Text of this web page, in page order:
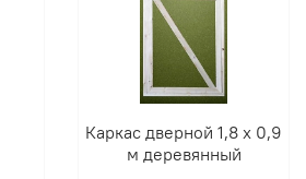
Каркас дверной 1,8 х 0,9
м деревянный